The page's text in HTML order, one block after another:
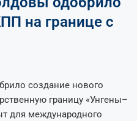
на границе с
создание нового
границу «Унгены–
для международного